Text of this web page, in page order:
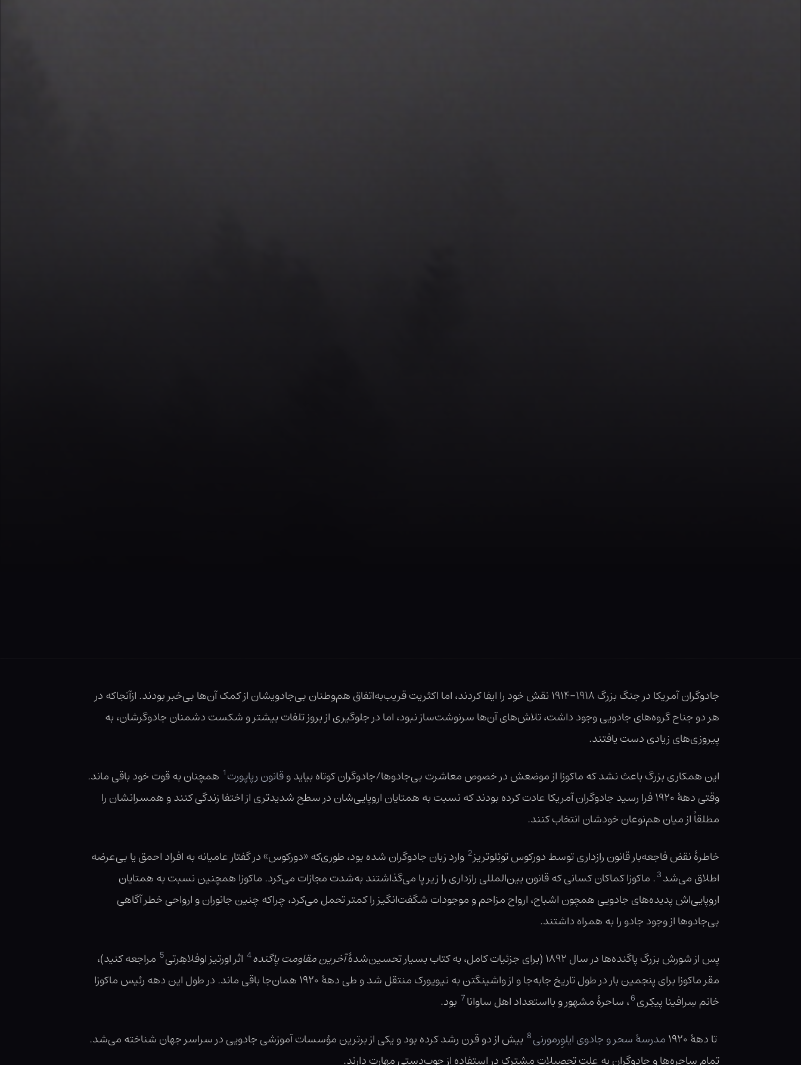
جادوگران آمریکا در جنگ بزرگ ۱۹۱۸-۱۹۱۴ نقش خود را ایفا کردند، اما اکثریت قریب‌به‌اتفاق هم‌وطنان بی‌جادویشان از کمک آن‌ها بی‌خبر بودند. ازآنجاکه در
هر دو جناح گروه‌های جادویی وجود داشت، تلاش‌های آن‌ها سرنوشت‌ساز نبود، اما در جلوگیری از بروز تلفات بیشتر و شکست دشمنان جادوگرشان، به
پیروزی‌های زیادی دست یافتند.
این همکاری بزرگ باعث نشد که ماکوزا از موضعش در خصوص معاشرت بی‌جادوها/جادوگران کوتاه بیاید وقانون رپاپورت1 همچنان به قوت خود باقی ماند.
وقتی دههٔ ۱۹۲۰ فرا رسید جادوگران آمریکا عادت کرده بودند که نسبت به همتایان اروپایی‌شان در سطح شدیدتری از اختفا زندگی کنند و همسرانشان را
مطلقاً از میان هم‌نوعان خودشان انتخاب کنند.
خاطرهٔ نقض فاجعه‌بار قانون رازداری توسط دورکوس توئِلوتریز2 وارد زبان جادوگران شده بود، طوری‌که «دورکوس» در گفتار عامیانه به افراد احمق یا بی‌عرضه
اطلاق می‌شد3. ماکوزا کماکان کسانی که قانون بین‌المللی رازداری را زیر پا می‌گذاشتند به‌شدت مجازات می‌کرد. ماکوزا همچنین نسبت به همتایان
اروپایی‌اش پدیده‌های جادویی همچون اشباح، ارواح مزاحم و موجودات شگفت‌انگیز را کمتر تحمل می‌کرد، چراکه چنین جانوران و ارواحی خطر آگاهی
بی‌جادوها از وجود جادو را به همراه داشتند.
پس از شورش بزرگ پاگنده‌ها در سال ۱۸۹۲ (برای جزئیات کامل، به کتاب بسیار تحسین‌شدهٔ
آخرین مقاومت پاگنده4 اثر اورتیز اوفلاهِرتی5 مراجعه کنید)،
مقر ماکوزا برای پنجمین بار در طول تاریخ جابه‌جا و از واشینگتن به نیویورک منتقل شد و طی دههٔ ۱۹۲۰ همان‌جا باقی ماند. در طول این دهه رئیس ماکوزا
خانم سِرافینا پیکِری6، ساحرهٔ مشهور و بااستعداد اهل ساوانا7 بود.
تا دههٔ ۱۹۲۰
مدرسهٔ سحر و جادوی ایلوِرمورنی8 بیش از دو قرن رشد کرده بود و یکی از برترین مؤسسات آموزشی جادویی در سراسر جهان شناخته می‌شد.
تمام ساحره‌ها و جادوگران به علت تحصیلات مشترک در استفاده از چوب‌دستی مهارت دارند.